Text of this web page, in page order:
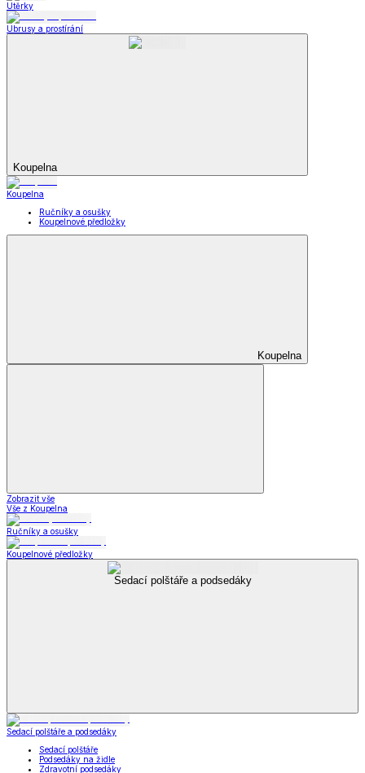
Utěrky
Ubrusy a prostírání
Koupelna
Koupelna
Ručníky a osušky
Koupelnové předložky
Koupelna
Zobrazit vše
Vše z Koupelna
Ručníky a osušky
Koupelnové předložky
Sedací polštáře a podsedáky
Sedací polštáře a podsedáky
Sedací polštáře
Podsedáky na židle
Zdravotní podsedáky